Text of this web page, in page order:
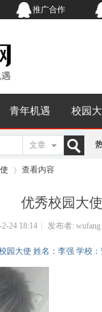
推广合作
青年机遇 校园
文章
索
›
查看内容
优秀校园大
2-24 18:14 发布者: wufang
园大使 姓名：李强 学校